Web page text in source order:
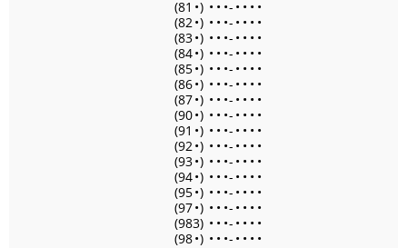
(81 •) • • •- • • • •
(82•) • • •- • • • •
(83•) • • •- • • • •
(84•) • • •- • • • •
(85•) • • •- • • • •
(86•) • • •- • • • •
(87•) • • •- • • • •
(90•) • • •- • • • •
(91 •) • • •- • • • •
(92•) • • •- • • • •
(93•) • • •- • • • •
(94•) • • •- • • • •
(95•) • • •- • • • •
(97•) • • •- • • • •
(983) • • •- • • • •
(98•) • • •- • • • •